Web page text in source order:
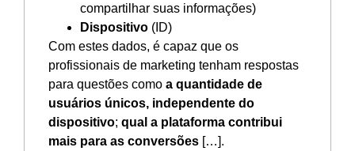
compartilhar suas informações)
Dispositivo (ID)
Com estes dados, é capaz que os
profissionais de marketing tenham respostas
para questões como a quantidade de
usuários únicos, independente do
dispositivo; qual a plataforma contribui
mais para as conversões […].